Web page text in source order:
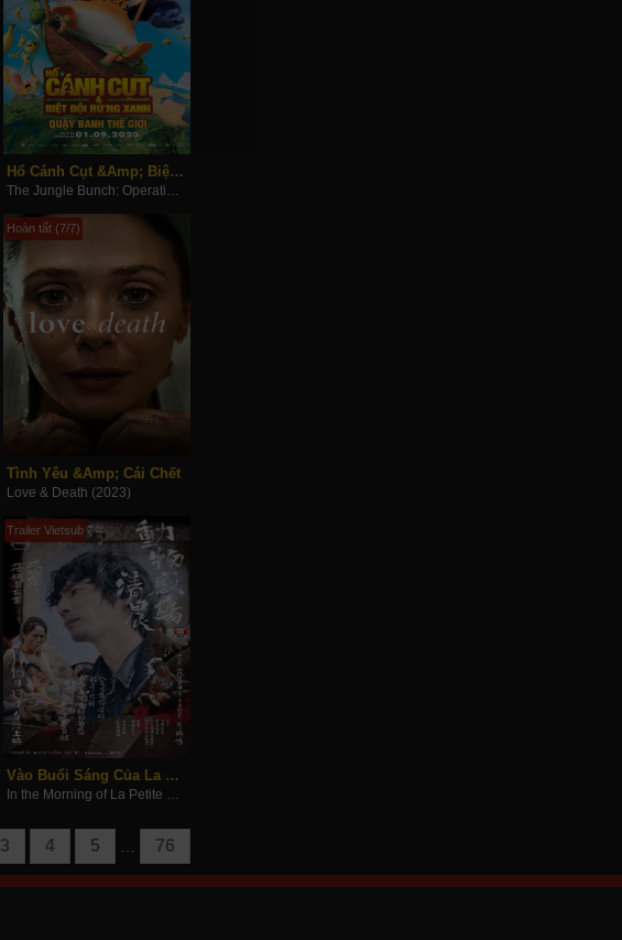
Hổ Cánh Cụt &Amp; Biệt Đội Rừng Xanh 2: Quậy Banh Thế Giới
The Jungle Bunch: Operation Meltdown (2023)
Hoàn tất (7/7)
Tình Yêu &Amp; Cái Chết
Love & Death (2023)
Trailer Vietsub
Vào Buổi Sáng Của La Petite Mort
In the Morning of La Petite Mort (2023)
3 4 5 76